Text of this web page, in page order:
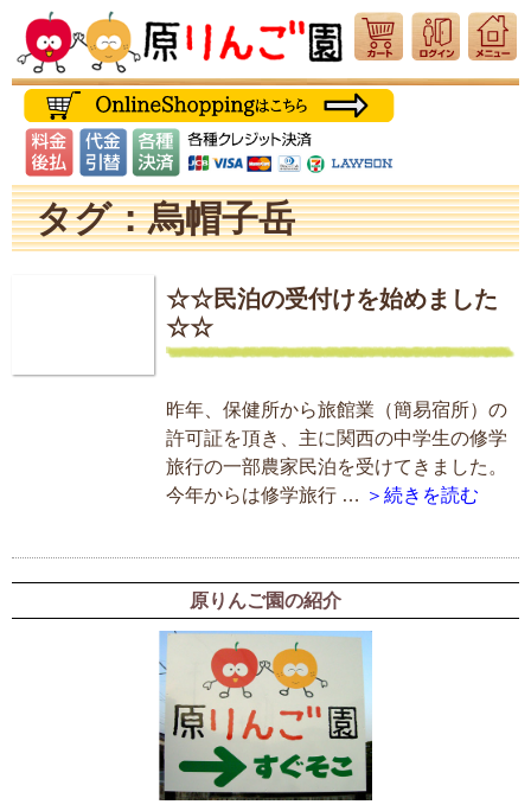
タグ：烏帽子岳
☆☆民泊の受付けを始めました
☆☆
昨年、保健所から旅館業（簡易宿所）の
許可証を頂き、主に関西の中学生の修学
旅行の一部農家民泊を受けてきました。
今年からは修学旅行 … ＞続きを読む
原りんご園の紹介